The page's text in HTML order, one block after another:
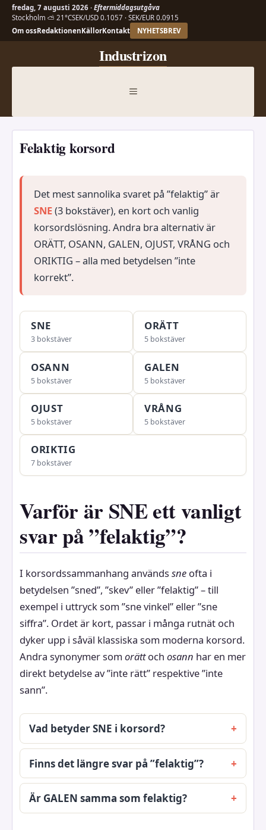
fredag, 7 augusti 2026 · Eftermiddagsutgåva
Stockholm ⛅ 21°CSEK/USD 0.1057 · SEK/EUR 0.0915
Om ossRedaktionenKällorKontakt NYHETSBREV
Industrizon
MENY
Felaktig korsord
Det mest sannolika svaret på ”felaktig” är
SNE(3 bokstäver), en kort och vanlig
korsordslösning. Andra bra alternativ är
ORÄTT, OSANN, GALEN, OJUST, VRÅNG och
ORIKTIG – alla med betydelsen ”inte
korrekt”.
SNE
3 bokstäver
ORÄTT
5 bokstäver
OSANN
5 bokstäver
GALEN
5 bokstäver
OJUST
5 bokstäver
VRÅNG
5 bokstäver
ORIKTIG
7 bokstäver
Varför är SNE ett vanligt
svar på ”felaktig”?
I korsordssammanhang användssne ofta i
betydelsen ”sned”, ”skev” eller ”felaktig” – till
exempel i uttryck som ”sne vinkel” eller ”sne
siffra”. Ordet är kort, passar i många rutnät och
dyker upp i såväl klassiska som moderna korsord.
Andra synonymer som orättoch osann har en mer
direkt betydelse av ”inte rätt” respektive ”inte
sann”.
Vad betyder SNE i korsord?
Finns det längre svar på ”felaktig”?
Är GALEN samma som felaktig?